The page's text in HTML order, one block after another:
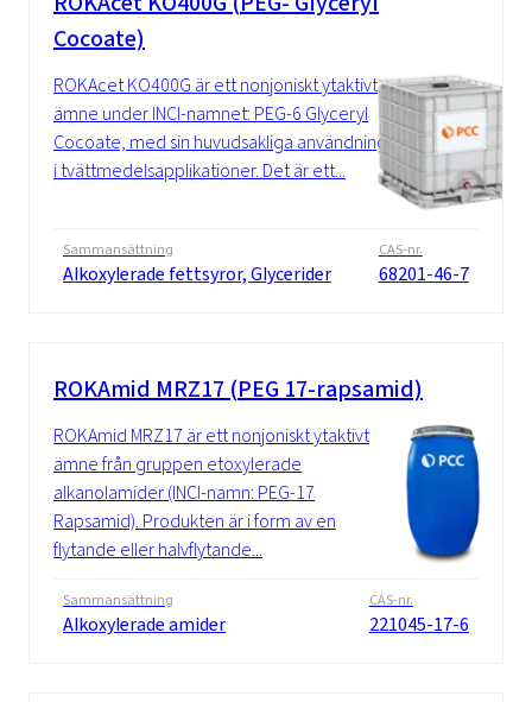
Cocoate)
ROKAcet KO400G är ett nonjoniskt ytaktivt
ämne under INCI-namnet: PEG-6 Glyceryl
Cocoate, med sin huvudsakliga användning
i tvättmedelsapplikationer. Det är ett...
Sammansättning
Alkoxylerade fettsyror, Glycerider
CAS-nr.
68201-46-7
ROKAmid MRZ17 (PEG 17-rapsamid)
ROKAmid MRZ17 är ett nonjoniskt ytaktivt
ämne från gruppen etoxylerade
alkanolamider (INCI-namn: PEG-17
Rapsamid). Produkten är i form av en
flytande eller halvflytande...
Sammansättning
Alkoxylerade amider
CAS-nr.
221045-17-6